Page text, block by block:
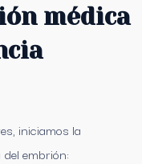
médica
iniciamos la
embrión: